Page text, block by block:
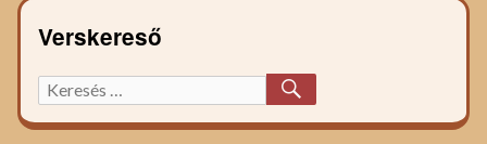
Verskereső
Keresett
főzelék